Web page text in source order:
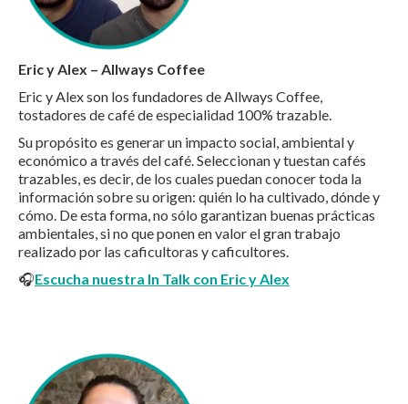
Eric y Alex – Allways Coffee
Eric y Alex son los fundadores de Allways Coffee,
tostadores de café de especialidad 100% trazable.
Su propósito es generar un impacto social, ambiental y
económico a través del café. Seleccionan y tuestan cafés
trazables, es decir, de los cuales puedan conocer toda la
información sobre su origen: quién lo ha cultivado, dónde y
cómo. De esta forma, no sólo garantizan buenas prácticas
ambientales, si no que ponen en valor el gran trabajo
realizado por las caficultoras y caficultores.
🎧Escucha nuestra In Talk con Eric y Alex